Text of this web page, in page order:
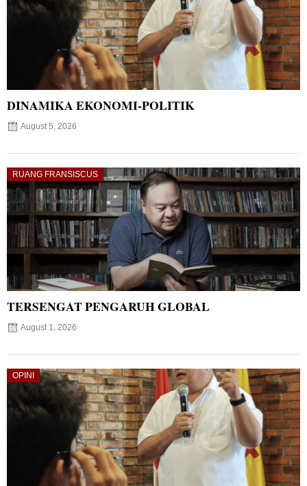
DINAMIKA EKONOMI-POLITIK
August 5, 2026
RUANG FRANSISCUS
TERSENGAT PENGARUH GLOBAL
August 1, 2026
OPINI